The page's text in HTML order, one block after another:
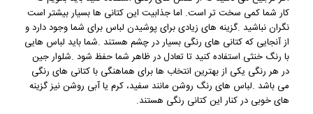
کار شما کمی سخت تر است. اما جذابیت این کتانی ها بسیار بیشتر است
نگران نباشید .گزینه های زیادی برای پوشیدن لباس برای شما وجود دارد و
از آنجایی که کتانی های رنگی بسیار در چشم هستند .شما باید لباس هایی
با رنگ خنثی استفاده کنید تا تعادل در ظاهر شما حفظ شود .شلوار جین
در هر رنگی یکی از بهترین انتخاب ها برای هماهنگی با کتانی های رنگی
می باشد .لباس های رنگ روشن مانند سفید، کرم یا آبی روشن نیز گزینه
های خوبی در کنار این کتانی رنگی هستند.